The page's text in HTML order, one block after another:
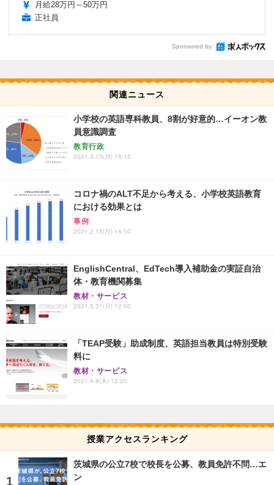
月給28万円～50万円
正社員
Sponsored by
関連ニュース
小学校の英語専科教員、8割が好意的…イーオン教
員意識調査
教育行政
2021.3.15(月) 16:15
コロナ禍のALT不足から考える、小学校英語教育
における効果とは
事例
2021.2.15(月) 14:50
EnglishCentral、EdTech導入補助金の実証自治
体・教育機関募集
教材・サービス
2021.5.31(月) 12:50
「TEAP受験」助成制度、英語担当教員は特別受験
料に
教材・サービス
2021.4.8(木) 12:20
授業アクセスランキング
茨城県の公立7校で校長を公募、教員免許不問…エ
ン